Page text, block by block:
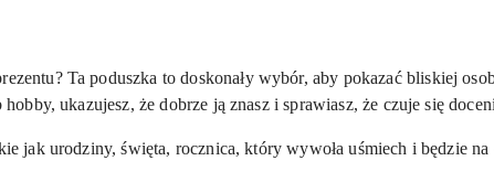
Ta poduszka to doskonały wybór, aby pokazać bliskiej
ukazujesz, że dobrze ją znasz i sprawiasz, że czuje się
jak urodziny, święta, rocznica, który wywoła uśmiech i będzie